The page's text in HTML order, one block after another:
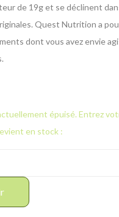
de 19g et se déclinent
Quest Nutrition a
dont vous avez envie
épuisé. Entrez
en stock :